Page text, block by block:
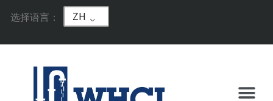
选择语言： ZH